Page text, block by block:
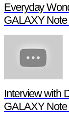
Everyday
GALAXY
Interview with
GALAXY